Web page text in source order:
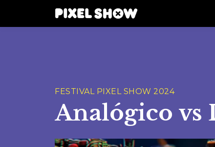
FESTIVAL PIXEL SHOW 2024
Analógico vs